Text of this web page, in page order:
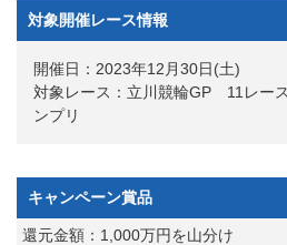
対象開催レース情報
開催日：2023年12月30日(土)
対象レース：立川競輪GP 11レー
ンプリ
キャンペーン賞品
還元金額：1,000万円を山分け